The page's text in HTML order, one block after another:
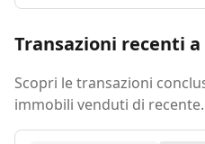
Transazioni recenti a
Scopri le transazioni
immobili venduti di recente.